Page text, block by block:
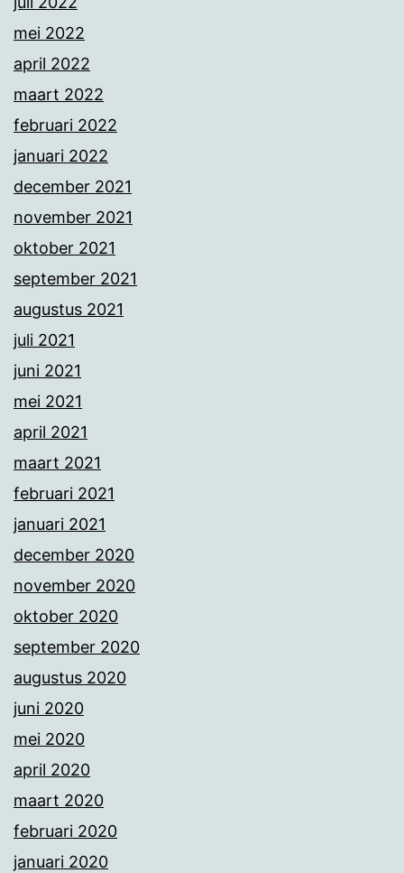
mei 2022
april 2022
maart 2022
februari 2022
januari 2022
december 2021
november 2021
oktober 2021
september 2021
augustus 2021
juli 2021
juni 2021
mei 2021
april 2021
maart 2021
februari 2021
januari 2021
december 2020
november 2020
oktober 2020
september 2020
augustus 2020
juni 2020
mei 2020
april 2020
maart 2020
februari 2020
januari 2020